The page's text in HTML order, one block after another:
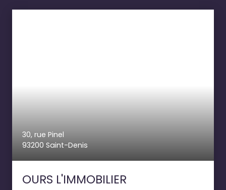
30, rue Pinel
93200 Saint-Denis
OURS L'IMMOBILIER